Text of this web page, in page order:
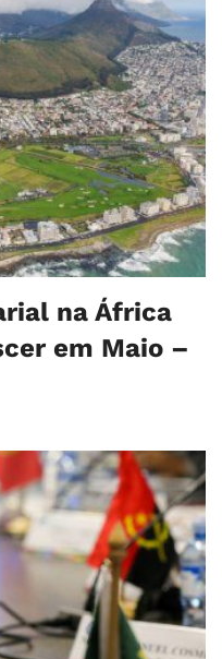
na África
em Maio –